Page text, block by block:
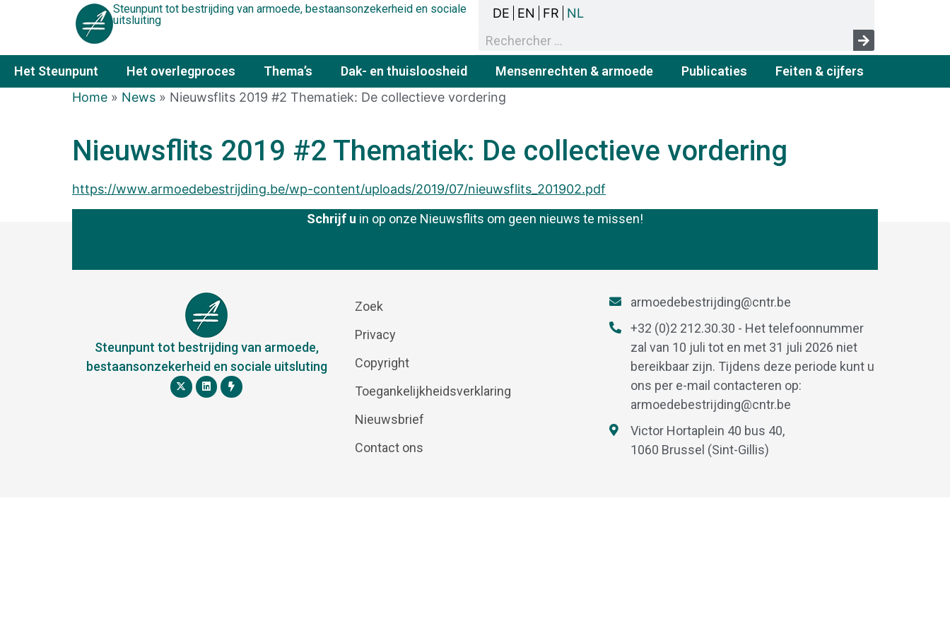
Steunpunt tot bestrijding van armoede, bestaansonzekerheid en sociale
uitsluiting
DE EN FR NL
Het Steunpunt Het overlegproces Thema’s Dak- en thuisloosheid Mensenrechten & armoede Publicaties
Feiten & cijfers
Home » News » Nieuwsflits 2019 #2 Thematiek: De collectieve vordering
Nieuwsflits 2019 #2 Thematiek: De collectieve vordering
https://www.armoedebestrijding.be/wp-content/uploads/2019/07/nieuwsflits_201902.pdf
Schrijf u in op onze Nieuwsflits om geen nieuws te missen!
Steunpunt tot bestrijding van armoede,
bestaansonzekerheid en sociale uitsluting
Zoek
Privacy
Copyright
Toegankelijkheidsverklaring
Nieuwsbrief
Contact ons
armoedebestrijding@cntr.be
+32 (0)2 212.30.30 - Het telefoonnummer
zal van 10 juli tot en met 31 juli 2026 niet
bereikbaar zijn. Tijdens deze periode kunt u
ons per e-mail contacteren op:
armoedebestrijding@cntr.be
Victor Hortaplein 40 bus 40,
1060 Brussel (Sint-Gillis)